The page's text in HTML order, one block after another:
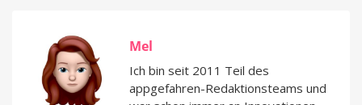
Mel
Ich bin seit 2011 Teil des
appgefahren-Redaktionsteams und